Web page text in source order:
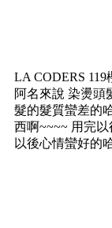
LA CODERS
阿名來說 染燙頭
髮的髮質蠻差的
西啊~~~~ 用完
以後心情蠻好的